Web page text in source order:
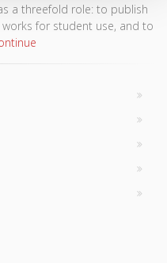
a threefold role: to publish
for student use, and to